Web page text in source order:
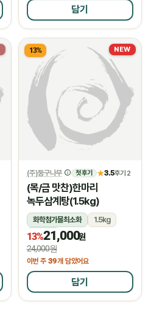
담기
NEW
13%
(주)둥구나무 첫 후기 ★3.5후기 2
(목/금 맛찬)한마리
녹두삼계탕(1.5kg)
화학첨가물최소화
1.5kg
냉장
13%21,000원
24,000원
이번 주 39개 담았어요
담기